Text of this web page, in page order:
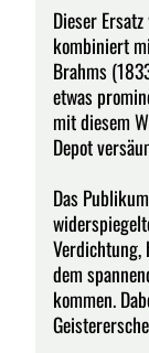
Dieser
kombiniert
Brahms
etwas
mit diesem
Depot
Das
Verdichtung,
dem
kommen.